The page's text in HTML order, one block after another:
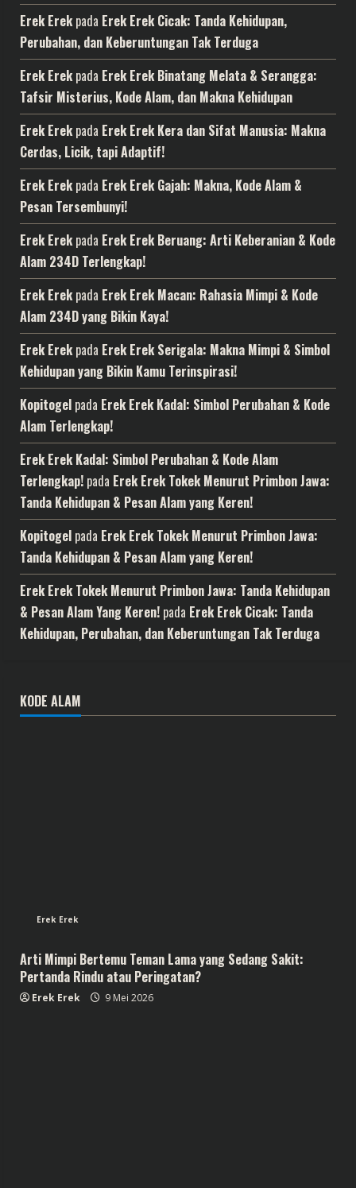
Erek Erekpada Erek Erek Cicak: Tanda Kehidupan,
Perubahan, dan Keberuntungan Tak Terduga
Erek Erekpada Erek Erek Binatang Melata & Serangga:
Tafsir Misterius, Kode Alam, dan Makna Kehidupan
Erek Erekpada Erek Erek Kera dan Sifat Manusia: Makna
Cerdas, Licik, tapi Adaptif!
Erek Erekpada Erek Erek Gajah: Makna, Kode Alam &
Pesan Tersembunyi!
Erek Erekpada Erek Erek Beruang: Arti Keberanian & Kode
Alam 234D Terlengkap!
Erek Erekpada Erek Erek Macan: Rahasia Mimpi & Kode
Alam 234D yang Bikin Kaya!
Erek Erekpada Erek Erek Serigala: Makna Mimpi & Simbol
Kehidupan yang Bikin Kamu Terinspirasi!
Kopitogel pada Erek Erek Kadal: Simbol Perubahan & Kode
Alam Terlengkap!
Erek Erek Kadal: Simbol Perubahan & Kode Alam
Terlengkap! pada Erek Erek Tokek Menurut Primbon Jawa:
Tanda Kehidupan & Pesan Alam yang Keren!
Kopitogel pada Erek Erek Tokek Menurut Primbon Jawa:
Tanda Kehidupan & Pesan Alam yang Keren!
Erek Erek Tokek Menurut Primbon Jawa: Tanda Kehidupan
& Pesan Alam Yang Keren! pada Erek Erek Cicak: Tanda
Kehidupan, Perubahan, dan Keberuntungan Tak Terduga
KODE ALAM
Erek Erek
Arti Mimpi Bertemu Teman Lama yang Sedang Sakit:
Pertanda Rindu atau Peringatan?
Erek Erek 9 Mei 2026